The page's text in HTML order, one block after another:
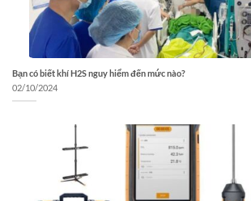
Bạn có biết khí H2S nguy hiểm đến mức nào?
02/10/2024